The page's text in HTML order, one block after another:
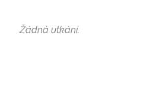
Žádná utkání.